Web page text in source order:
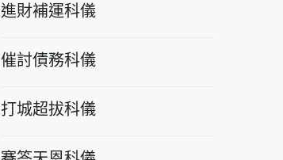
進財補運科儀
催討債務科儀
打城超拔科儀